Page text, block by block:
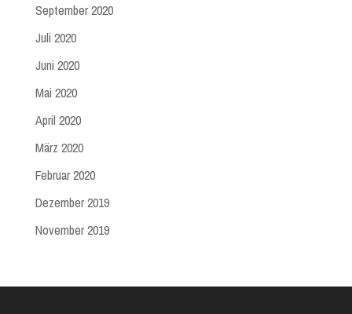
September 2020
Juli 2020
Juni 2020
Mai 2020
April 2020
März 2020
Februar 2020
Dezember 2019
November 2019